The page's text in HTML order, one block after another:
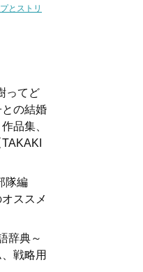
とストリ
ってど
の結婚
品集、
隊編
ススメ
辞典～
戦略用